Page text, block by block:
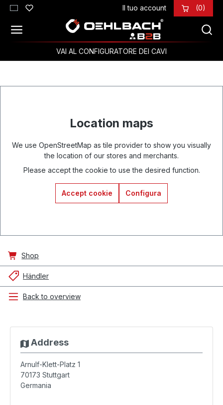
Passa al contenuto principale Il tuo account (0)
VAI AL CONFIGURATORE DEI CAVI
Location maps
We use OpenStreetMap as tile provider to show you visually
the location of our stores and merchants.
Please accept the cookie to use the desired function.
Accept cookie Configura
Shop
Händler
Back to overview
Address
Arnulf-Klett-Platz 1
70173 Stuttgart
Germania